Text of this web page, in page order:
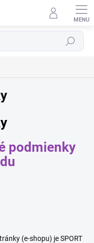
Hľadať
podmienky
(e-shopu) je SPORT